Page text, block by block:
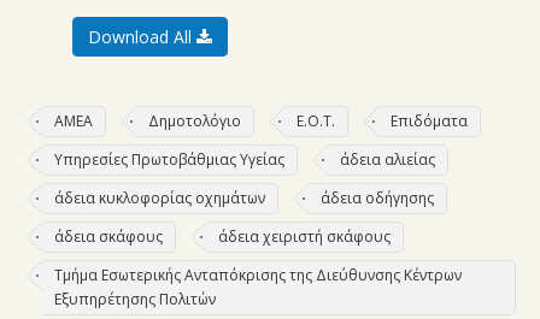
Download All
ΑΜΕΑ Δημοτολόγιο Ε.Ο.Τ.
Επιδόματα
Υπηρεσίες Πρωτοβάθμιας Υγείας
άδεια αλιείας
άδεια κυκλοφορίας οχημάτων
άδεια οδήγησης
άδεια σκάφους
άδεια χειριστή σκάφους
Τμήμα Εσωτερικής Ανταπόκρισης της Διεύθυνσης Κέντρων
Εξυπηρέτησης Πολιτών